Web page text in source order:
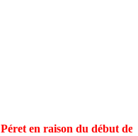
en raison du début